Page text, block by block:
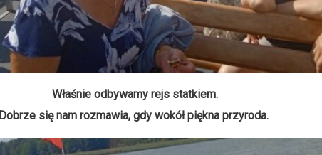
Właśnie odbywamy rejs statkiem.
Dobrze się nam rozmawia, gdy wokół piękna przyroda.